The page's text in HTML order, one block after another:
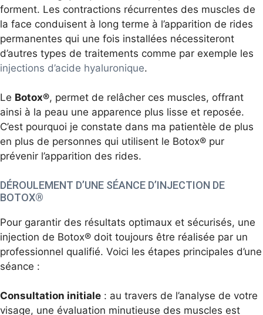
forment. Les contractions récurrentes des muscles de
la face conduisent à long terme à l’apparition de rides
permanentes qui une fois installées nécessiteront
d’autres types de traitements comme par exemple les
injections d’acide hyaluronique.
Le Botox®, permet de relâcher ces muscles, offrant
ainsi à la peau une apparence plus lisse et reposée.
C’est pourquoi je constate dans ma patientèle de plus
en plus de personnes qui utilisent le Botox® pur
prévenir l’apparition des rides.
DÉROULEMENT D’UNE SÉANCE D’INJECTION DE
BOTOX®
Pour garantir des résultats optimaux et sécurisés, une
injection de Botox® doit toujours être réalisée par un
professionnel qualifié. Voici les étapes principales d’une
séance :
Consultation initiale : au travers de l’analyse de votre
visage, une évaluation minutieuse des muscles est